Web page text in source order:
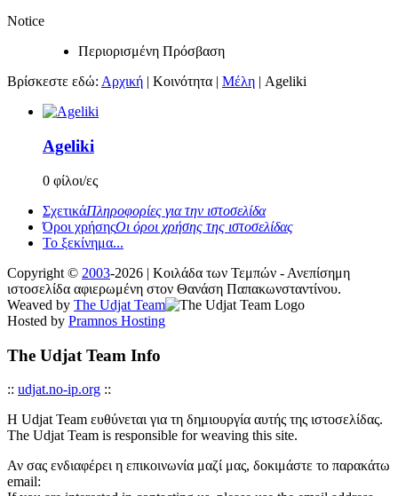
Notice
Περιορισμένη Πρόσβαση
Βρίσκεστε εδώ: Αρχική | Κοινότητα | Μέλη | Ageliki
Ageliki
0 φίλοι/ες
ΣχετικάΠληροφορίες για την ιστοσελίδα
Όροι χρήσηςΟι όροι χρήσης της ιστοσελίδας
Το ξεκίνημα...
Copyright © 2003-2026 | Κοιλάδα των Τεμπών - Ανεπίσημη
ιστοσελίδα αφιερωμένη στον Θανάση Παπακωνσταντίνου.
Weaved by The Udjat Team
Hosted by Pramnos Hosting
The Udjat Team Info
:: udjat.no-ip.org ::
Η Udjat Team ευθύνεται για τη δημιουργία αυτής της ιστοσελίδας.
The Udjat Team is responsible for weaving this site.
Αν σας ενδιαφέρει η επικοινωνία μαζί μας, δοκιμάστε το παρακάτω
email: